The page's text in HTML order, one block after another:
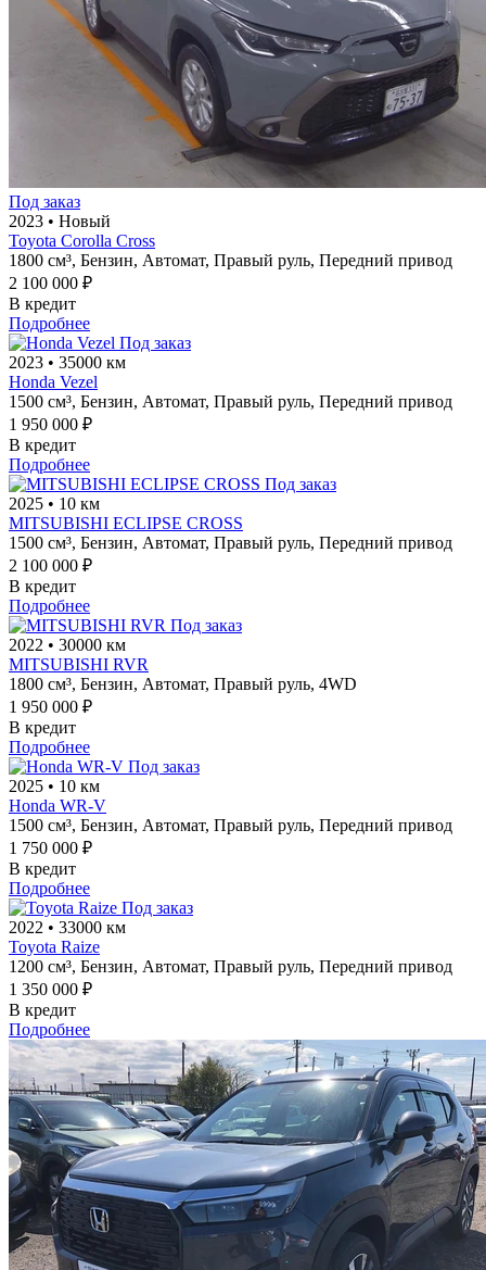
Под заказ
2023 • Новый
Toyota Corolla Cross
1800 см³, Бензин, Автомат, Правый руль, Передний привод
2 100 000 ₽
В кредит
Подробнее
Под заказ
2023 • 35000 км
Honda Vezel
1500 см³, Бензин, Автомат, Правый руль, Передний привод
1 950 000 ₽
В кредит
Подробнее
Под заказ
2025 • 10 км
MITSUBISHI ECLIPSE CROSS
1500 см³, Бензин, Автомат, Правый руль, Передний привод
2 100 000 ₽
В кредит
Подробнее
Под заказ
2022 • 30000 км
MITSUBISHI RVR
1800 см³, Бензин, Автомат, Правый руль, 4WD
1 950 000 ₽
В кредит
Подробнее
Под заказ
2025 • 10 км
Honda WR-V
1500 см³, Бензин, Автомат, Правый руль, Передний привод
1 750 000 ₽
В кредит
Подробнее
Под заказ
2022 • 33000 км
Toyota Raize
1200 см³, Бензин, Автомат, Правый руль, Передний привод
1 350 000 ₽
В кредит
Подробнее